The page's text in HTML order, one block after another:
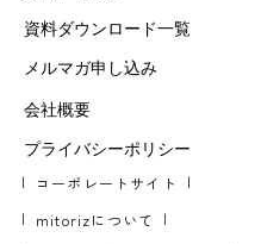
資料ダウンロード一覧
メルマガ申し込み
会社概要
プライバシーポリシー
コーポレートサイト
mitorizについて